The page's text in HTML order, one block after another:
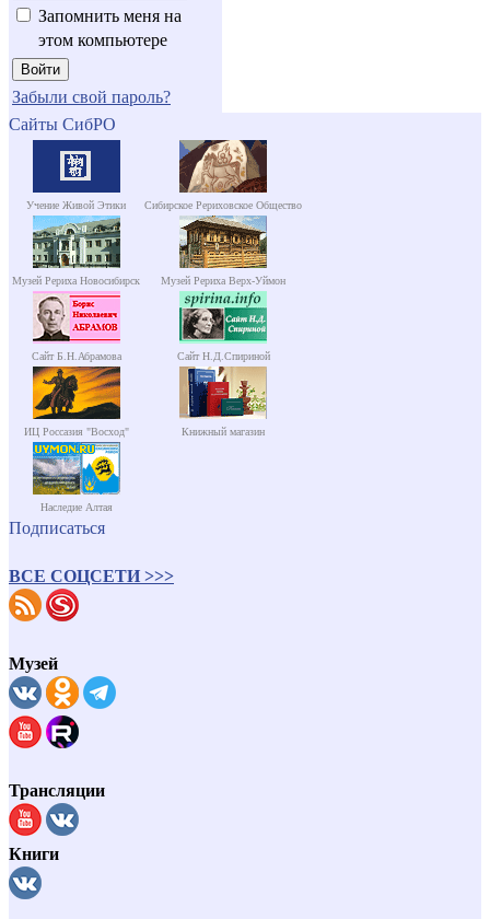
Запомнить меня на
этом компьютере
Забыли свой пароль?
Сайты СибРО
Учение Живой Этики Сибирское Рериховское Общество
Музей Рериха Новосибирск Музей Рериха Верх-Уймон
Сайт Б.Н.Абрамова Сайт Н.Д.Спириной
ИЦ Россазия "Восход" Книжный магазин
Наследие Алтая
Подписаться
ВСЕ СОЦСЕТИ >>>
Музей
Трансляции
Книги